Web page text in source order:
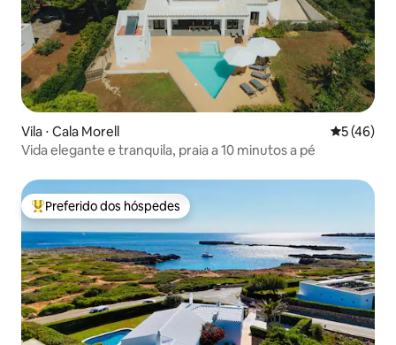
Vila ⋅ Cala Morell 5 de uma
5 (46)
Vida elegante e tranquila, praia a 10 minutos a pé
Entre os melhores preferidos dos hóspedes
Preferido dos hóspedes